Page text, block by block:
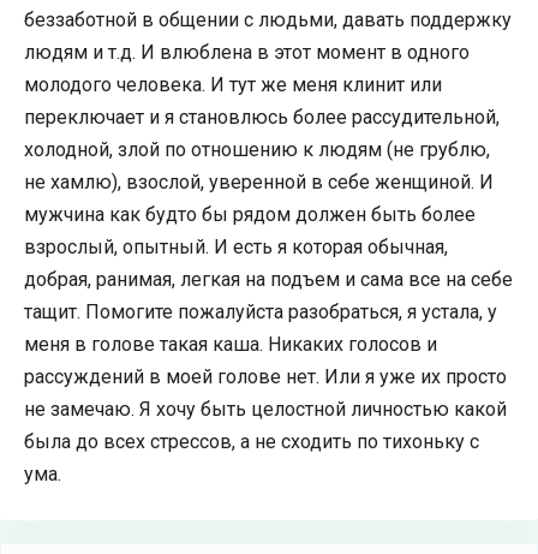
беззаботной в общении с людьми, давать поддержку
людям и т.д. И влюблена в этот момент в одного
молодого человека. И тут же меня клинит или
переключает и я становлюсь более рассудительной,
холодной, злой по отношению к людям (не грублю,
не хамлю), взослой, уверенной в себе женщиной. И
мужчина как будто бы рядом должен быть более
взрослый, опытный. И есть я которая обычная,
добрая, ранимая, легкая на подъем и сама все на себе
тащит. Помогите пожалуйста разобраться, я устала, у
меня в голове такая каша. Никаких голосов и
рассуждений в моей голове нет. Или я уже их просто
не замечаю. Я хочу быть целостной личностью какой
была до всех стрессов, а не сходить по тихоньку с
ума.